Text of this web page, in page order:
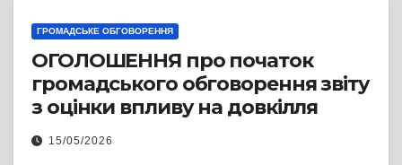
ГРОМАДСЬКЕ ОБГОВОРЕННЯ
ОГОЛОШЕННЯ про початок
громадського обговорення звіту
з оцінки впливу на довкілля
15/05/2026